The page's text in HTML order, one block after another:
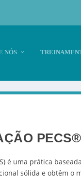
NÓS
PECS®
é uma prática
sólida e obtêm o